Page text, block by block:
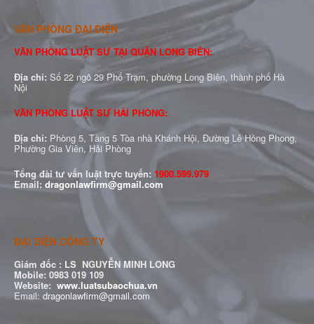
VĂN PHÒNG ĐẠI DIỆN
VĂN PHÒNG LUẬT SƯ TẠI QUẬN LONG BIÊN:
Địa chỉ: Số 22 ngõ 29 Phố Trạm, phường Long Biên, thành phố Hà
Nội
VĂN PHÒNG LUẬT SƯ HẢI PHÒNG:
Địa chỉ: Phòng 5, Tầng 5 Tòa nhà Khánh Hội, Đường Lê Hồng Phong,
Phường Gia Viên, Hải Phòng
Tổng đài tư vấn luật trực tuyến: 1900.599.979
Email: dragonlawfirm@gmail.com
ĐẠI DIỆN CÔNG TY
Giám đốc : LS NGUYỄN MINH LONG
Mobile: 0983 019 109
Website: www.luatsubaochua.vn
Email: dragonlawfirm@gmail.com